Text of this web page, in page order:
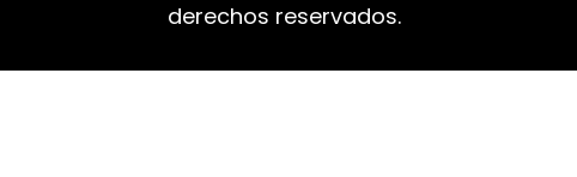
derechos reservados.